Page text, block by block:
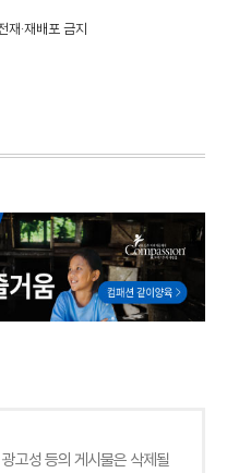
·재배포 금지